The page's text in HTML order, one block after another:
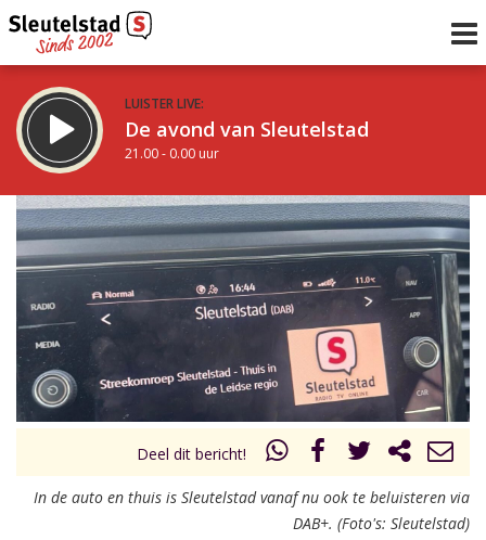
LUISTER LIVE:
De avond van Sleutelstad
21.00 - 0.00 uur
STRAKS:
De nacht van Sleutelstad
0.00 - 6.00 uur
Vorig uur
uur 1 van 0 Volgend uur
Deel dit bericht!
In de auto en thuis is Sleutelstad vanaf nu ook te beluisteren via
DAB+. (Foto's: Sleutelstad)